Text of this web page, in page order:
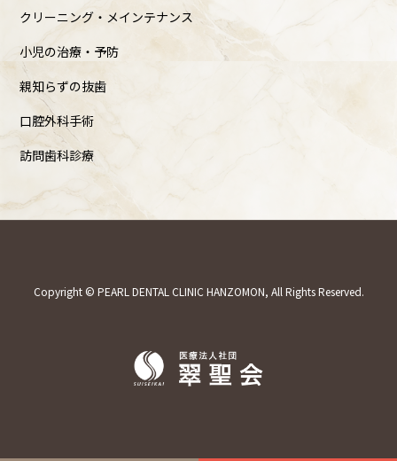
クリーニング・メインテナンス
小児の治療・予防
親知らずの抜歯
口腔外科手術
訪問歯科診療
Copyright © PEARL DENTAL CLINIC HANZOMON, All Rights Reserved.